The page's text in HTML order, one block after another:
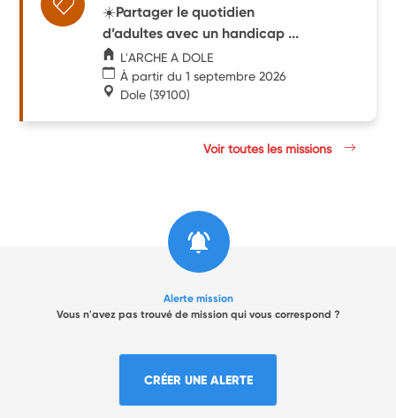
☀️Partager le quotidien
d’adultes avec un handicap ...
L'ARCHE A DOLE
À partir du 1 septembre 2026
Dole (39100)
Voir toutes les missions
Alerte mission
Vous n'avez pas trouvé de mission qui vous correspond ?
CRÉER UNE ALERTE